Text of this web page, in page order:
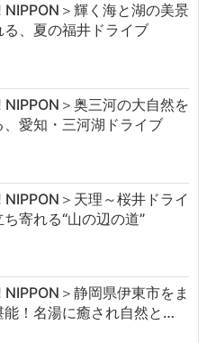
NIPPON＞輝く海と湖の美景
る、夏の福井ドライブ
NIPPON＞奥三河の大自然を
、愛知・三河湖ドライブ
NIPPON＞天理～桜井ドライ
寄れる“山の辺の道”
NIPPON＞静岡県伊東市をま
能！名湯に癒され自然と…